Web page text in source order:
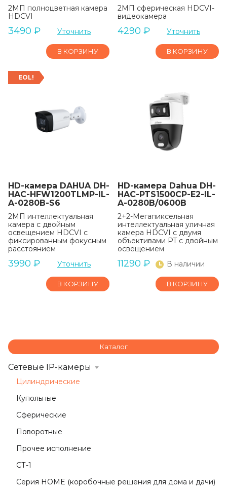
2МП полноцветная камера
HDCVI
3490 ₽ Уточнить
В КОРЗИНУ
2МП сферическая HDCVI-
видеокамера
4290 ₽ Уточнить
В КОРЗИНУ
EOL!
HD-камера DAHUA DH-
HAC-HFW1200TLMP-IL-
A-0280B-S6
2МП интеллектуальная
камера с двойным
освещением HDCVI с
фиксированным фокусным
расстоянием
3990 ₽ Уточнить
В КОРЗИНУ
HD-камера Dahua DH-
HAC-PTS1500CP-E2-IL-
A-0280B/0600B
2+2-Мегапиксельная
интеллектуальная уличная
камера HDCVI с двумя
объективами PT с двойным
освещением
11290 ₽ В наличии
В КОРЗИНУ
Каталог
Сетевые IP-камеры
Цилиндрические
Купольные
Сферические
Поворотные
Прочее исполнение
СТ-1
Серия HOME (коробочные решения для дома и дачи)